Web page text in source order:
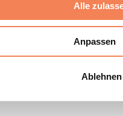
Ihrer Daten
Alle
Anpassen
Ablehnen